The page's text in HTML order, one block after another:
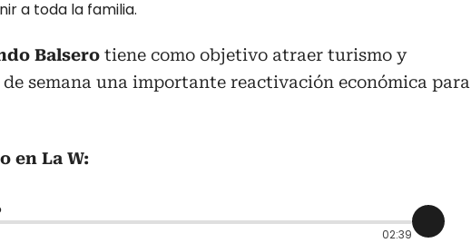
a toda la familia.
Balsero tiene como objetivo atraer turismo y
semana una importante reactivación económica para
en La W:
02:39